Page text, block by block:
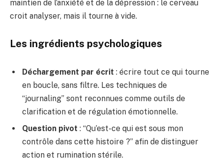
maintien de l’anxiété et de la dépression : le cerveau
croit analyser, mais il tourne à vide.
Les ingrédients psychologiques
Déchargement par écrit : écrire tout ce qui tourne
en boucle, sans filtre. Les techniques de
“journaling” sont reconnues comme outils de
clarification et de régulation émotionnelle.
Question pivot : “Qu’est-ce qui est sous mon
contrôle dans cette histoire ?” afin de distinguer
action et rumination stérile.